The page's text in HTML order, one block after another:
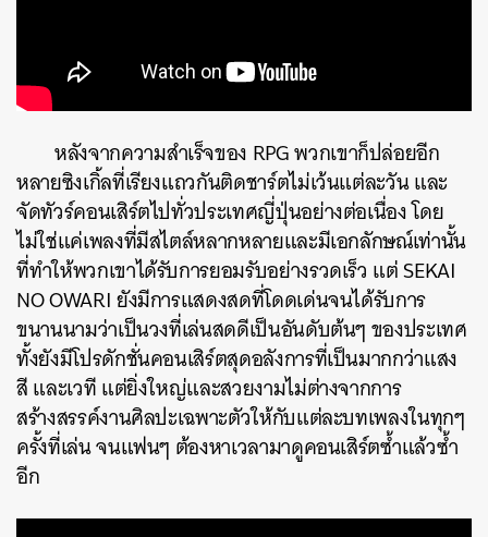
หลังจากความสำเร็จของ RPG พวกเขาก็ปล่อยอีก
หลายซิงเกิ้ลที่เรียงแถวกันติดชาร์ตไม่เว้นแต่ละวัน และ
จัดทัวร์คอนเสิร์ตไปทั่วประเทศญี่ปุ่นอย่างต่อเนื่อง โดย
ไม่ใช่แค่เพลงที่มีสไตล์หลากหลายและมีเอกลักษณ์เท่านั้น
ที่ทำให้พวกเขาได้รับการยอมรับอย่างรวดเร็ว แต่ SEKAI
NO OWARI ยังมีการแสดงสดที่โดดเด่นจนได้รับการ
ขนานนามว่าเป็นวงที่เล่นสดดีเป็นอันดับต้นๆ ของประเทศ
ทั้งยังมีโปรดักชั่นคอนเสิร์ตสุดอลังการที่เป็นมากกว่าแสง
สี และเวที แต่ยิ่งใหญ่และสวยงามไม่ต่างจากการ
สร้างสรรค์งานศิลปะเฉพาะตัวให้กับแต่ละบทเพลงในทุกๆ
ครั้งที่เล่น จนแฟนๆ ต้องหาเวลามาดูคอนเสิร์ตซ้ำแล้วซ้ำ
อีก